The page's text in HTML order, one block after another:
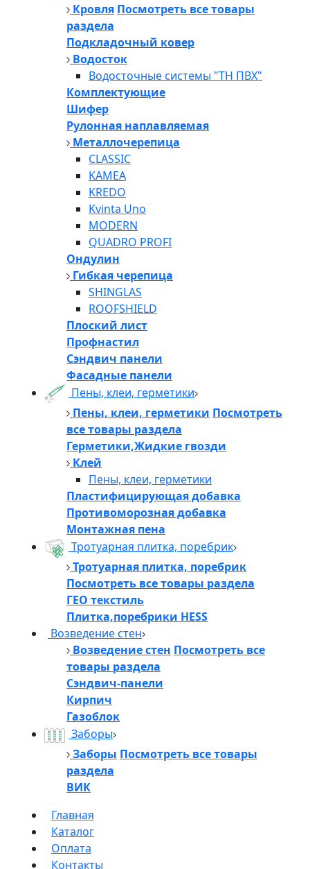
Кровля Посмотреть все товары
раздела
Подкладочный ковер
Водосток
Водосточные системы "ТН ПВХ"
Комплектующие
Шифер
Рулонная наплавляемая
Металлочерепица
CLASSIC
KAMEA
KREDO
Kvinta Uno
MODERN
QUADRO PROFI
Ондулин
Гибкая черепица
SHINGLAS
ROOFSHIELD
Плоский лист
Профнастил
Сэндвич панели
Фасадные панели
Пены, клеи, герметики
Пены, клеи, герметики Посмотреть
все товары раздела
Герметики,Жидкие гвозди
Клей
Пены, клеи, герметики
Пластифицирующая добавка
Противоморозная добавка
Монтажная пена
Тротуарная плитка, поребрик
Тротуарная плитка, поребрик
Посмотреть все товары раздела
ГЕО текстиль
Плитка,поребрики HESS
Возведение стен
Возведение стен Посмотреть все
товары раздела
Сэндвич-панели
Кирпич
Газоблок
Заборы
Заборы Посмотреть все товары
раздела
ВИК
Главная
Каталог
Оплата
Контакты